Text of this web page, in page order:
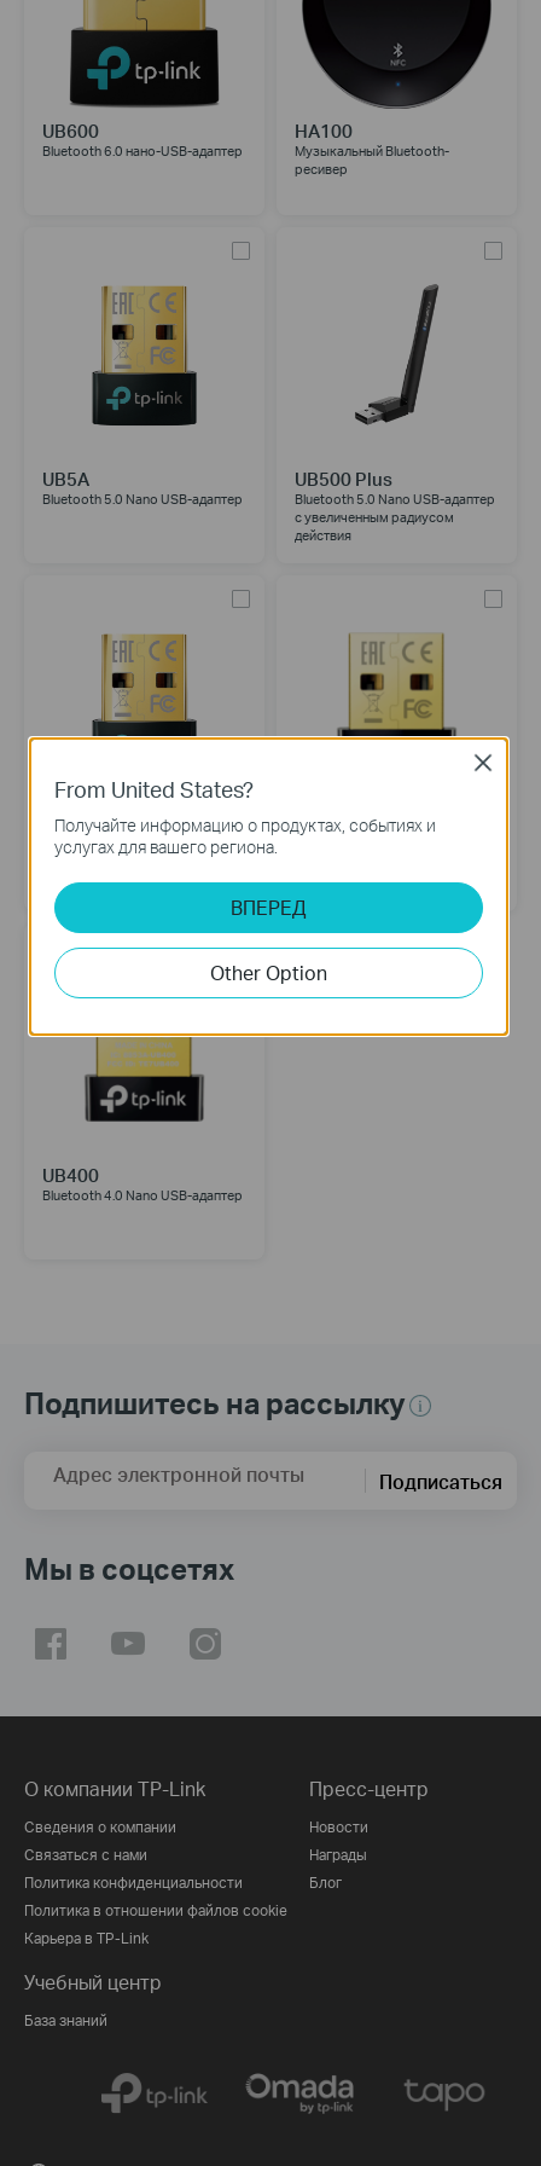
UB600
Bluetooth 6.0 нано-USB-адаптер
HA100
Музыкальный Bluetooth-
ресивер
UB5A
Bluetooth 5.0 Nano USB-адаптер
UB500 Plus
Bluetooth 5.0 Nano USB-адаптер
с увеличенным радиусом
действия
UB500
Bluetooth 5.0 Nano USB-адаптер
UB4A
UB400
Bluetooth 4.0 Nano USB-адаптер
Подпишитесь на рассылку
Адрес электронной почты Подписаться
Мы в соцсетях
О компании TP-Link
Сведения о компании
Связаться с нами
Политика конфиденциальности
Политика в отношении файлов cookie
Карьера в TP-Link
Пресс-центр
Новости
Награды
Блог
Учебный центр
База знаний
From United States?
Получайте информацию о продуктах, событиях и
услугах для вашего региона.
ВПЕРЕД
Other Option
Close